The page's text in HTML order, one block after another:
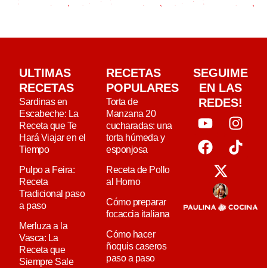
ULTIMAS
RECETAS
Sardinas en
Escabeche: La
Receta que Te
Hará Viajar en el
Tiempo
Pulpo a Feira:
Receta
Tradicional paso
a paso
Merluza a la
Vasca: La
Receta que
Siempre Sale
RECETAS
POPULARES
Torta de
Manzana 20
cucharadas: una
torta húmeda y
esponjosa
Receta de Pollo
al Horno
Cómo preparar
focaccia italiana
Cómo hacer
ñoquis caseros
paso a paso
SEGUIME
EN LAS
REDES!